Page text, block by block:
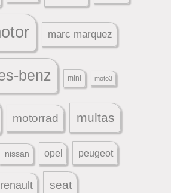
marc marquez
benz mini moto3
motorrad multas
nissan opel peugeot
renault seat